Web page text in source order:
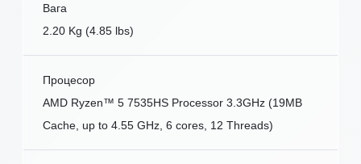
Вага
2.20 Kg (4.85 lbs)
Процесор
AMD Ryzen™ 5 7535HS Processor 3.3GHz (19MB
Cache, up to 4.55 GHz, 6 cores, 12 Threads)